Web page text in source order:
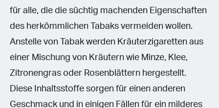
für alle, die die süchtig machenden Eigenschaften
des herkömmlichen Tabaks vermeiden wollen.
Anstelle von Tabak werden Kräuterzigaretten aus
einer Mischung von Kräutern wie Minze, Klee,
Zitronengras oder Rosenblättern hergestellt.
Diese Inhaltsstoffe sorgen für einen anderen
Geschmack und in einigen Fällen für ein milderes